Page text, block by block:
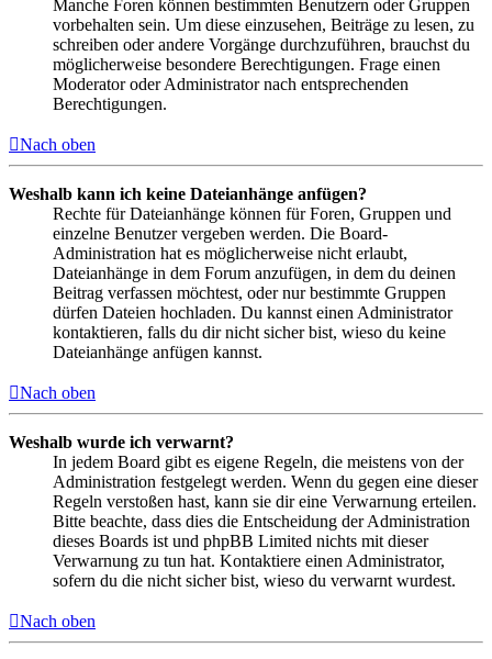
Manche Foren können bestimmten Benutzern oder Gruppen
vorbehalten sein. Um diese einzusehen, Beiträge zu lesen, zu
schreiben oder andere Vorgänge durchzuführen, brauchst du
möglicherweise besondere Berechtigungen. Frage einen
Moderator oder Administrator nach entsprechenden
Berechtigungen.
Nach oben
Weshalb kann ich keine Dateianhänge anfügen?
Rechte für Dateianhänge können für Foren, Gruppen und
einzelne Benutzer vergeben werden. Die Board-
Administration hat es möglicherweise nicht erlaubt,
Dateianhänge in dem Forum anzufügen, in dem du deinen
Beitrag verfassen möchtest, oder nur bestimmte Gruppen
dürfen Dateien hochladen. Du kannst einen Administrator
kontaktieren, falls du dir nicht sicher bist, wieso du keine
Dateianhänge anfügen kannst.
Nach oben
Weshalb wurde ich verwarnt?
In jedem Board gibt es eigene Regeln, die meistens von der
Administration festgelegt werden. Wenn du gegen eine dieser
Regeln verstoßen hast, kann sie dir eine Verwarnung erteilen.
Bitte beachte, dass dies die Entscheidung der Administration
dieses Boards ist und phpBB Limited nichts mit dieser
Verwarnung zu tun hat. Kontaktiere einen Administrator,
sofern du die nicht sicher bist, wieso du verwarnt wurdest.
Nach oben